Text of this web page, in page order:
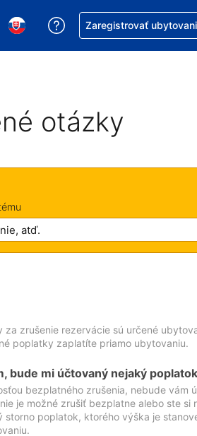
menu. Momentálne máte zvolenú
Vybrať jazyk. Momentálne máte
Získajte pomoc s
Zaregistrovať
otázky
za zrušenie rezervácie sú určené
poplatky zaplatíte priamo ubytovaniu.
bude mi účtovaný nejaký
bezplatného zrušenia, nebude vám
je možné zrušiť bezplatne alebo ste
storno poplatok, ktorého výška je